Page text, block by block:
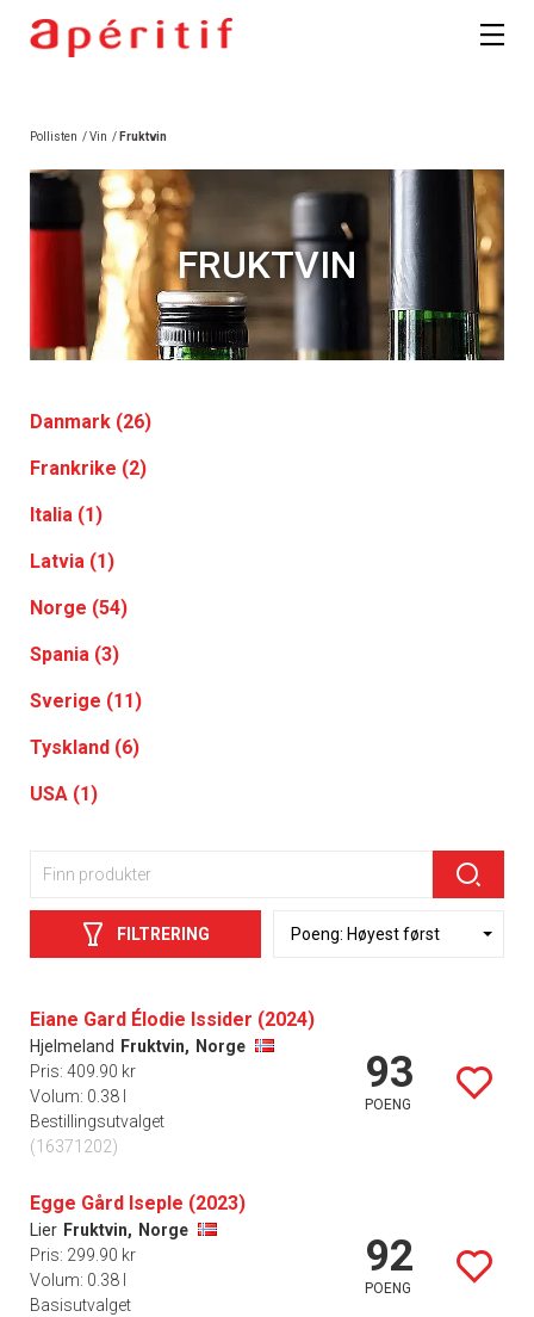
Pollisten /Vin / Fruktvin
FRUKTVIN
Danmark (26)
Frankrike (2)
Italia (1)
Latvia (1)
Norge (54)
Spania (3)
Sverige (11)
Tyskland (6)
USA (1)
FILTRERING
Eiane Gard Élodie Issider (2024)
Hjelmeland Fruktvin, Norge
Pris: 409.90 kr
Volum: 0.38 l
Bestillingsutvalget
(16371202)
93
POENG
Egge Gård Iseple (2023)
Lier Fruktvin, Norge
Pris: 299.90 kr
Volum: 0.38 l
Basisutvalget
92
POENG